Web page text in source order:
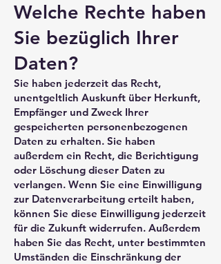
Welche Rechte haben
Sie bezüglich Ihrer
Daten?
Sie haben jederzeit das Recht,
unentgeltlich Auskunft über Herkunft,
Empfänger und Zweck Ihrer
gespeicherten personenbezogenen
Daten zu erhalten. Sie haben
außerdem ein Recht, die Berichtigung
oder Löschung dieser Daten zu
verlangen. Wenn Sie eine Einwilligung
zur Datenverarbeitung erteilt haben,
können Sie diese Einwilligung jederzeit
für die Zukunft widerrufen. Außerdem
haben Sie das Recht, unter bestimmten
Umständen die Einschränkung der